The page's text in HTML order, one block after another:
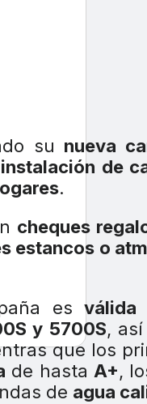
su nueva
instalación de
.
cheques
estancos o
es válida
y 5700S,
que los
de hastaA+,
de agua